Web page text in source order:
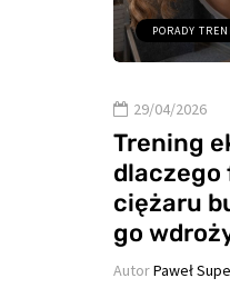
PORADY
29/04/2026
Trening
dlaczego
ciężaru
go
AutorPaweł